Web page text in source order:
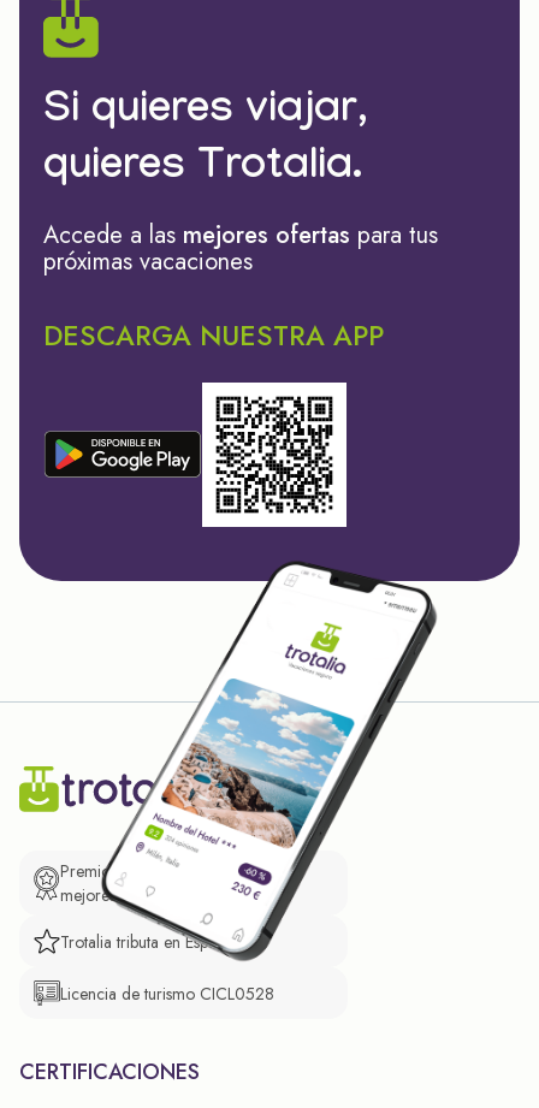
Si quieres viajar,
quieres Trotalia.
Accede a las mejores ofertas para tus
próximas vacaciones
DESCARGA NUESTRA APP
Premio de El Confidencial a las
mejores prácticas empresariales.
Trotalia tributa en España
Licencia de turismo CICL0528
CERTIFICACIONES